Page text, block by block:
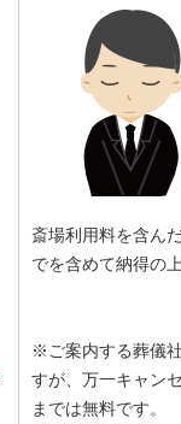
斎場利用料を含ん
でを含めて納得の
※ご案内する葬儀
すが、万一キャン
までは無料です。